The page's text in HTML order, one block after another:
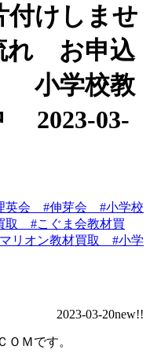
付けしませ
れ お申込
小学校教
2023-03-
英会 #伸芽会 #小学校
取 #こぐま会教材買
リオン教材買取 #小学
2023-03-20new!!
Ｍです。